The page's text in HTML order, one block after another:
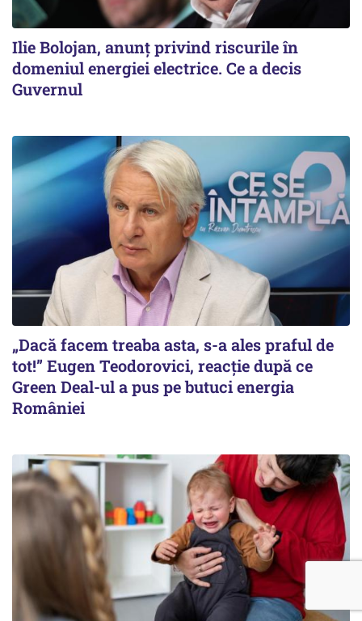
Ilie Bolojan, anunț privind riscurile în
domeniul energiei electrice. Ce a decis
Guvernul
„Dacă facem treaba asta, s-a ales praful de
tot!” Eugen Teodorovici, reacție după ce
Green Deal-ul a pus pe butuci energia
României